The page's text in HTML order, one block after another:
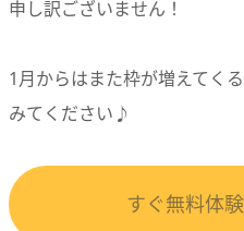
申し訳ございません！
1月からはまた枠が増えてく
みてください♪
すぐ無料体